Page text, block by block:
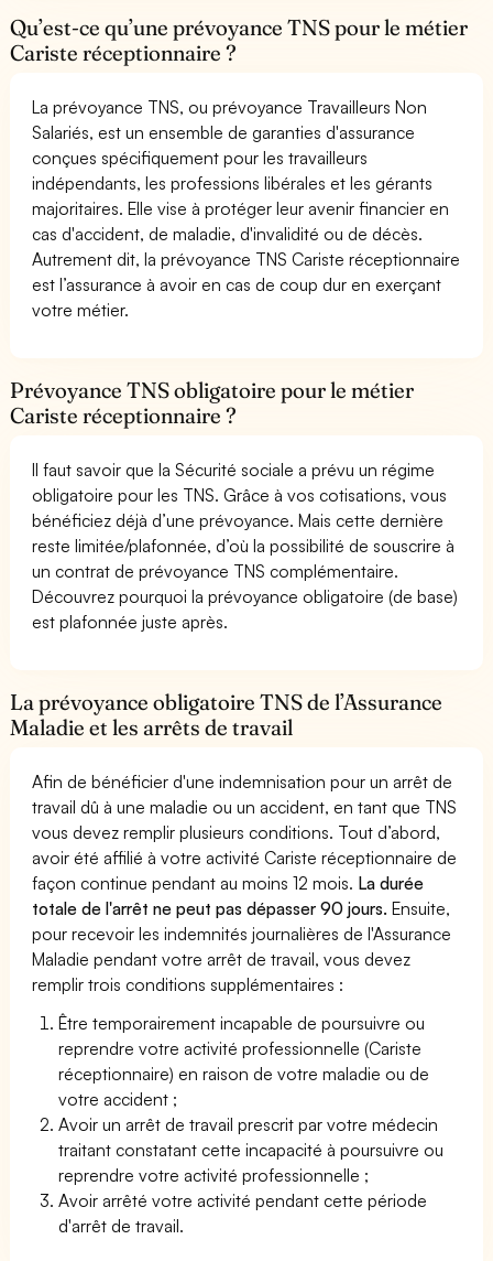
Qu’est-ce qu’une prévoyance TNS pour le métier
Cariste réceptionnaire ?
La prévoyance TNS, ou prévoyance Travailleurs Non
Salariés, est un ensemble de garanties d'assurance
conçues spécifiquement pour les travailleurs
indépendants, les professions libérales et les gérants
majoritaires. Elle vise à protéger leur avenir financier en
cas d'accident, de maladie, d'invalidité ou de décès.
Autrement dit, la prévoyance TNS Cariste réceptionnaire
est l’assurance à avoir en cas de coup dur en exerçant
votre métier.
Prévoyance TNS obligatoire pour le métier
Cariste réceptionnaire ?
Il faut savoir que la Sécurité sociale a prévu un régime
obligatoire pour les TNS. Grâce à vos cotisations, vous
bénéficiez déjà d’une prévoyance. Mais cette dernière
reste limitée/plafonnée, d’où la possibilité de souscrire à
un contrat de prévoyance TNS complémentaire.
Découvrez pourquoi la prévoyance obligatoire (de base)
est plafonnée juste après.
La prévoyance obligatoire TNS de l’Assurance
Maladie et les arrêts de travail
Afin de bénéficier d'une indemnisation pour un arrêt de
travail dû à une maladie ou un accident, en tant que TNS
vous devez remplir plusieurs conditions. Tout d’abord,
avoir été affilié à votre activité Cariste réceptionnaire de
façon continue pendant au moins 12 mois. La durée
totale de l'arrêt ne peut pas dépasser 90 jours. Ensuite,
pour recevoir les indemnités journalières de l'Assurance
Maladie pendant votre arrêt de travail, vous devez
remplir trois conditions supplémentaires :
Être temporairement incapable de poursuivre ou
reprendre votre activité professionnelle (Cariste
réceptionnaire) en raison de votre maladie ou de
votre accident ;
Avoir un arrêt de travail prescrit par votre médecin
traitant constatant cette incapacité à poursuivre ou
reprendre votre activité professionnelle ;
Avoir arrêté votre activité pendant cette période
d'arrêt de travail.